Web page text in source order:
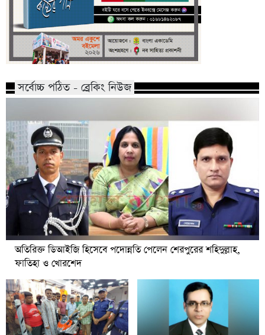
সর্বোচ্চ পঠিত - ব্রেকিং নিউজ
অতিরিক্ত ডিআইজি হিসেবে পদোন্নতি পেলেন শেরপুরের শহিদুল্লাহ,
ফাতিহা ও খোরশেদ